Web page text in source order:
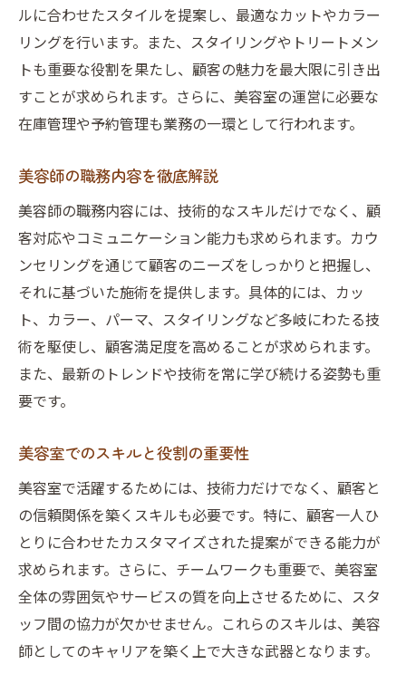
美容師の業務と日常の流れ
美容師の職務内容と必要スキル
美容師としての業務範囲を理解
美容室で求められるスキルと知識
美容室で必要なスキルの紹介
美容師に求められる専門知識
美容室での技術向上の方法
美容師が備えるべきスキルとは
美容室での役立つ知識と技術
美容室業務でのスキル養成法
職務経歴書に書くべき美容師の業務
美容師職務経歴書の書き方指南
美容師の業務内容を的確に記載
美容師経歴書の具体的記載法
美容室での実績を記述する方法
美容師の職務経歴書の作成ポイント
美容師アシスタントの職務内容とは
美容師アシスタントの役割と業務
美容室でのアシスタント仕事内容
美容師アシスタントに求められる技術
アシスタント業務と成長のステップ
ルに合わせたスタイルを提案し、最適なカットやカラー
リングを行います。また、スタイリングやトリートメン
トも重要な役割を果たし、顧客の魅力を最大限に引き出
すことが求められます。さらに、美容室の運営に必要な
在庫管理や予約管理も業務の一環として行われます。
美容師の職務内容を徹底解説
美容師の職務内容には、技術的なスキルだけでなく、顧
客対応やコミュニケーション能力も求められます。カウ
ンセリングを通じて顧客のニーズをしっかりと把握し、
それに基づいた施術を提供します。具体的には、カッ
ト、カラー、パーマ、スタイリングなど多岐にわたる技
術を駆使し、顧客満足度を高めることが求められます。
また、最新のトレンドや技術を常に学び続ける姿勢も重
要です。
美容室でのスキルと役割の重要性
美容室で活躍するためには、技術力だけでなく、顧客と
の信頼関係を築くスキルも必要です。特に、顧客一人ひ
とりに合わせたカスタマイズされた提案ができる能力が
求められます。さらに、チームワークも重要で、美容室
全体の雰囲気やサービスの質を向上させるために、スタ
ッフ間の協力が欠かせません。これらのスキルは、美容
師としてのキャリアを築く上で大きな武器となります。